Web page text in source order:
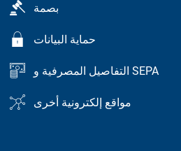
بصمة
حماية البيانات
التفاصيل المصرفية و SEPA
مواقع إلكترونية أخرى